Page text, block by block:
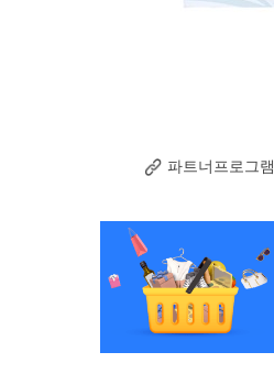
파트너프로그램